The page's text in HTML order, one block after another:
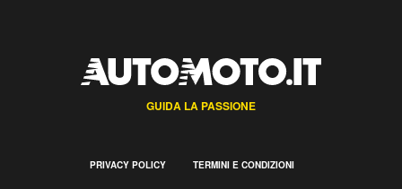
GUIDA LA PASSIONE
PRIVACY POLICY TERMINI E CONDIZIONI